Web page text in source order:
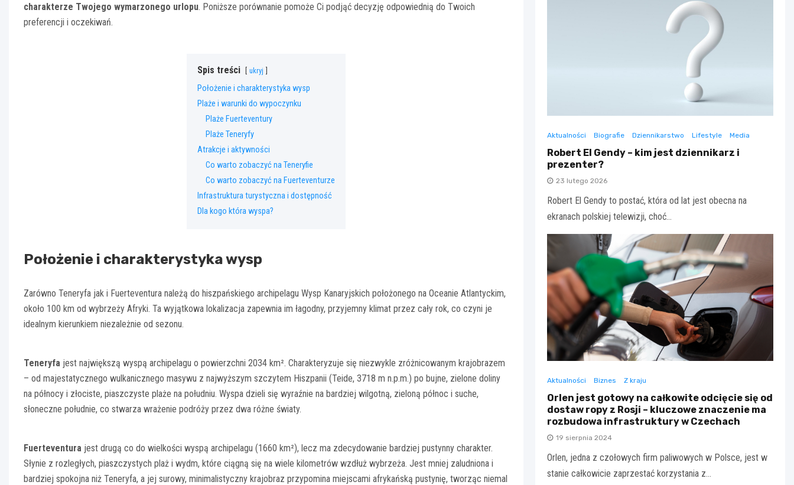
charakterze Twojego wymarzonego urlopu. Poniższe porównanie pomoże Ci podjąć decyzję odpowiednią do Twoich
preferencji i oczekiwań.
Spis treści ukryj
Położenie i charakterystyka wysp
Plaże i warunki do wypoczynku
Plaże Fuerteventury
Plaże Teneryfy
Atrakcje i aktywności
Co warto zobaczyć na Teneryfie
Co warto zobaczyć na Fuerteventurze
Infrastruktura turystyczna i dostępność
Dla kogo która wyspa?
Położenie i charakterystyka wysp
Zarówno Teneryfa jak i Fuerteventura należą do hiszpańskiego archipelagu Wysp Kanaryjskich położonego na Oceanie Atlantyckim,
około 100 km od wybrzeży Afryki. Ta wyjątkowa lokalizacja zapewnia im łagodny, przyjemny klimat przez cały rok, co czyni je
idealnym kierunkiem niezależnie od sezonu.
Teneryfa jest największą wyspą archipelagu o powierzchni 2034 km². Charakteryzuje się niezwykle zróżnicowanym krajobrazem
– od majestatycznego wulkanicznego masywu z najwyższym szczytem Hiszpanii (Teide, 3718 m n.p.m.) po bujne, zielone doliny
na północy i złociste, piaszczyste plaże na południu. Wyspa dzieli się wyraźnie na bardziej wilgotną, zieloną północ i suche,
słoneczne południe, co stwarza wrażenie podróży przez dwa różne światy.
Fuerteventura jest drugą co do wielkości wyspą archipelagu (1660 km²), lecz ma zdecydowanie bardziej pustynny charakter.
Słynie z rozległych, piaszczystych plaż i wydm, które ciągną się na wiele kilometrów wzdłuż wybrzeża. Jest mniej zaludniona i
bardziej spokojna niż Teneryfa, a jej surowy, minimalistyczny krajobraz przypomina miejscami afrykańską pustynię, tworząc niemal
Aktualności Biografie Dziennikarstwo Lifestyle Media
Robert El Gendy – kim jest dziennikarz i
prezenter?
23 lutego 2026
Robert El Gendy to postać, która od lat jest obecna na
ekranach polskiej telewizji, choć…
Aktualności Biznes Z kraju
Orlen jest gotowy na całkowite odcięcie się od
dostaw ropy z Rosji – kluczowe znaczenie ma
rozbudowa infrastruktury w Czechach
19 sierpnia 2024
Orlen, jedna z czołowych firm paliwowych w Polsce, jest w
stanie całkowicie zaprzestać korzystania z…